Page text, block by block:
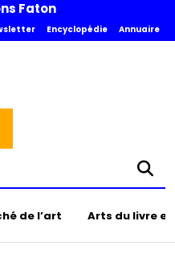
Faton
Encyclopédie Annuaire
de l’art Arts du livre